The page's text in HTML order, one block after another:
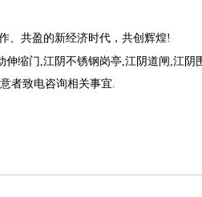
共盈的新经济时代，共创辉煌!
伸缩门,江阴不锈钢岗亭,江阴道闸 ,江阴
者致电咨询相关事宜.